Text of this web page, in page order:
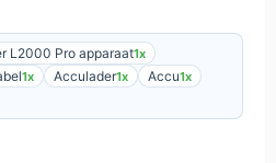
L2000 Pro apparaat1x
1x Acculader1x Accu1x